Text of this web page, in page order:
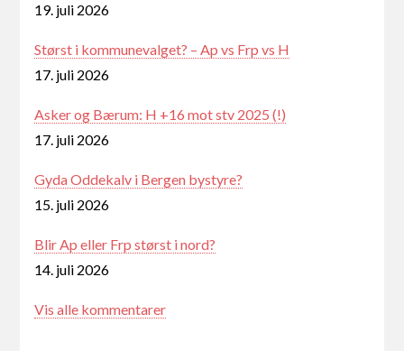
19. juli 2026
Størst i kommunevalget? – Ap vs Frp vs H
17. juli 2026
Asker og Bærum: H +16 mot stv 2025 (!)
17. juli 2026
Gyda Oddekalv i Bergen bystyre?
15. juli 2026
Blir Ap eller Frp størst i nord?
14. juli 2026
Vis alle kommentarer